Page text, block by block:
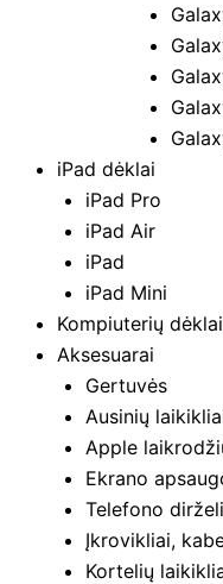
iPad dėklai
iPad Pro
iPad Air
iPad
iPad Mini
Kompiuterių dėklai
Aksesuarai
Gertuvės
Ausinių
Apple
Ekrano
Telefono
Įkrovikliai,
Kortelių